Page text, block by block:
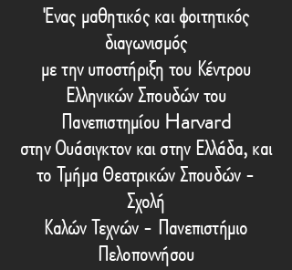
Ένας μαθητικός και φοιτητικός
διαγωνισμός
με την υποστήριξη του Κέντρου
Ελληνικών Σπουδών του
Πανεπιστημίου Harvard
στην Ουάσιγκτον και στην Ελλάδα, και
το Τμήμα Θεατρικών Σπουδών -
Σχολή
Καλών Τεχνών - Πανεπιστήμιο
Πελοποννήσου